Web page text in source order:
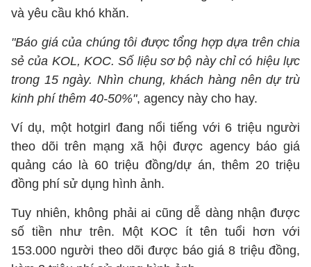
và yêu cầu khó khăn.
"Báo giá của chúng tôi được tổng hợp dựa trên chia
sẻ của KOL, KOC. Số liệu sơ bộ này chỉ có hiệu lực
trong 15 ngày. Nhìn chung, khách hàng nên dự trù
kinh phí thêm 40-50%", agency này cho hay.
Ví dụ, một hotgirl đang nổi tiếng với 6 triệu người
theo dõi trên mạng xã hội được agency báo giá
quảng cáo là 60 triệu đồng/dự án, thêm 20 triệu
đồng phí sử dụng hình ảnh.
Tuy nhiên, không phải ai cũng dễ dàng nhận được
số tiền như trên. Một KOC ít tên tuổi hơn với
153.000 người theo dõi được báo giá 8 triệu đồng,